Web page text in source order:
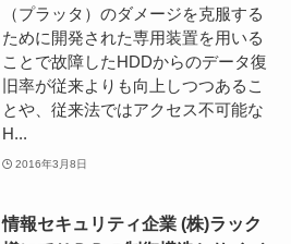
（プラッタ）のダメージを克服する
ために開発された専用装置を用いる
ことで故障したHDDからのデータ復
旧率が従来よりも向上しつつあるこ
とや、従来法ではアクセス不可能な
H...
2016年3月8日
情報セキュリティ企業 (株)ラック